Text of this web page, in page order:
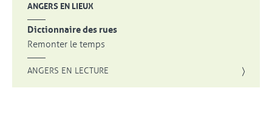
ANGERS EN LIEUX
Dictionnaire des rues
Remonter le temps
ANGERS EN LECTURE